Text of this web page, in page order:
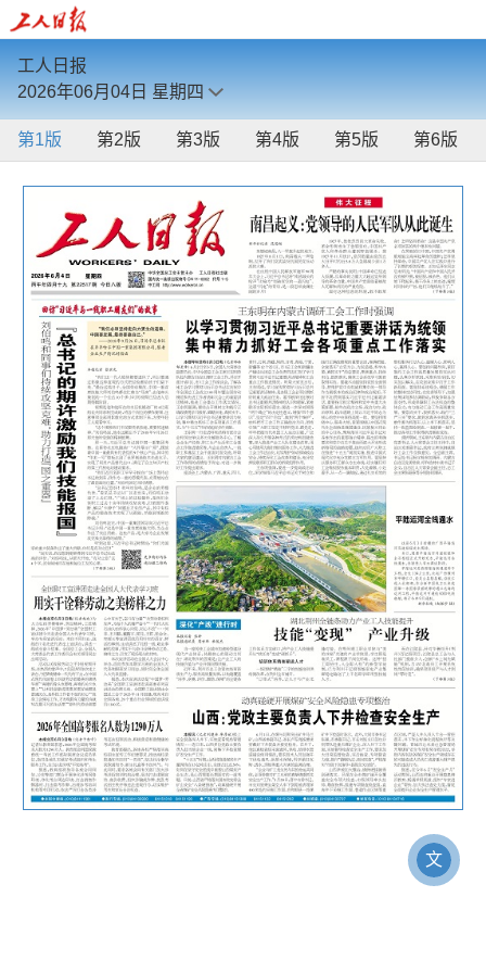
工人日报
2026年06月04日 星期四
第1版 第2版 第3版 第4版 第5版 第6版